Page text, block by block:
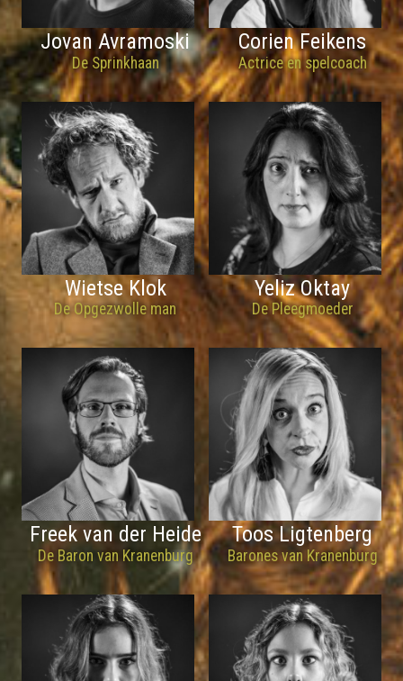
Jovan Avramoski
De Sprinkhaan
Corien Feikens
Actrice en spelcoach
Wietse Klok
De Opgezwolle man
Yeliz Oktay
De Pleegmoeder
Freek van der Heide
De Baron van Kranenburg
Toos Ligtenberg
Barones van Kranenburg